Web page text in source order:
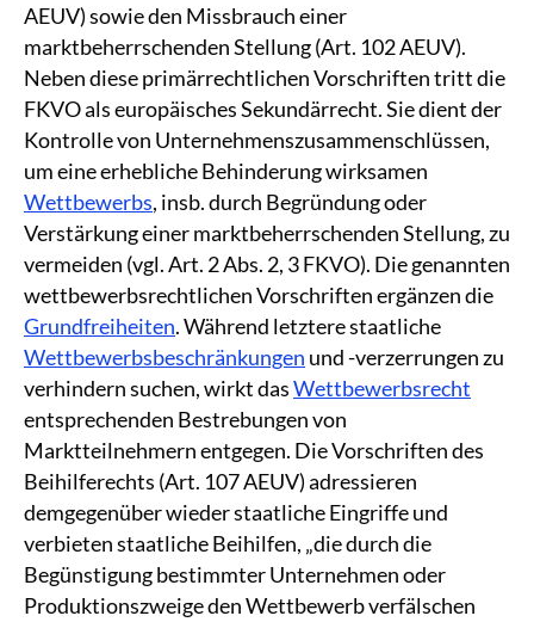
AEUV) sowie den Missbrauch einer
marktbeherrschenden Stellung (Art. 102 AEUV).
Neben diese primärrechtlichen Vorschriften tritt die
FKVO als europäisches Sekundärrecht. Sie dient der
Kontrolle von Unternehmenszusammenschlüssen,
um eine erhebliche Behinderung wirksamen
Wettbewerbs, insb. durch Begründung oder
Verstärkung einer marktbeherrschenden Stellung, zu
vermeiden (vgl. Art. 2 Abs. 2, 3 FKVO). Die genannten
wettbewerbsrechtlichen Vorschriften ergänzen die
Grundfreiheiten. Während letztere staatliche
Wettbewerbsbeschränkungen und -verzerrungen zu
verhindern suchen, wirkt dasWettbewerbsrecht
entsprechenden Bestrebungen von
Marktteilnehmern entgegen. Die Vorschriften des
Beihilferechts (Art. 107 AEUV) adressieren
demgegenüber wieder staatliche Eingriffe und
verbieten staatliche Beihilfen, „die durch die
Begünstigung bestimmter Unternehmen oder
Produktionszweige den Wettbewerb verfälschen